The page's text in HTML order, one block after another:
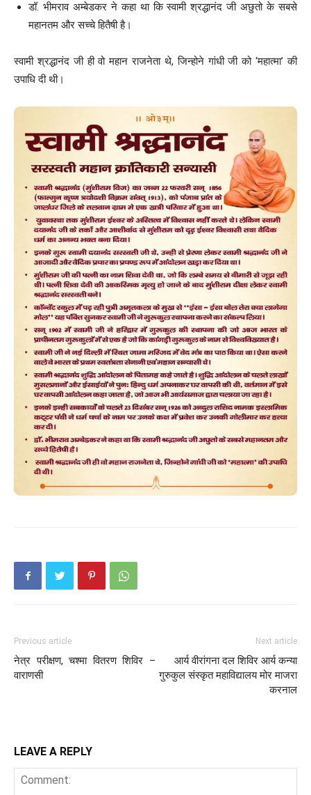
डॉ. भीमराव अम्बेडकर ने कहा था कि स्वामी श्रद्धानंद जी अछुतो के सबसे
महानतम और सच्चे हितैषी है।
स्वामी श्रद्धानंद जी ही वो महान राजनेता थे, जिन्होने गांधी जी को ‘महात्मा’ की
उपाधि दी थी।
Previous article
नेत्र परीक्षण, चश्मा वितरण शिविर –
वाराणसी
Next article
आर्य वीरांगना दल शिविर आर्य कन्या
गुरुकुल संस्कृत महाविद्यालय मोर माजरा
करनाल
LEAVE A REPLY